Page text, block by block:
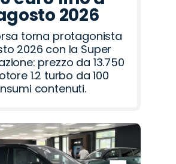
2026
torna protagonista
2026 con la Super
prezzo da 13.750
1.2 turbo da 100
contenuti.